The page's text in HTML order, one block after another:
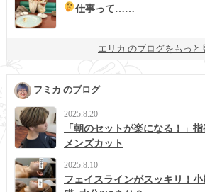
仕事って……
エリカ のブログをもっと
フミカ のブログ
2025.8.20
「朝のセットが楽になる！」
メンズカット
2025.8.10
フェイスラインがスッキリ！